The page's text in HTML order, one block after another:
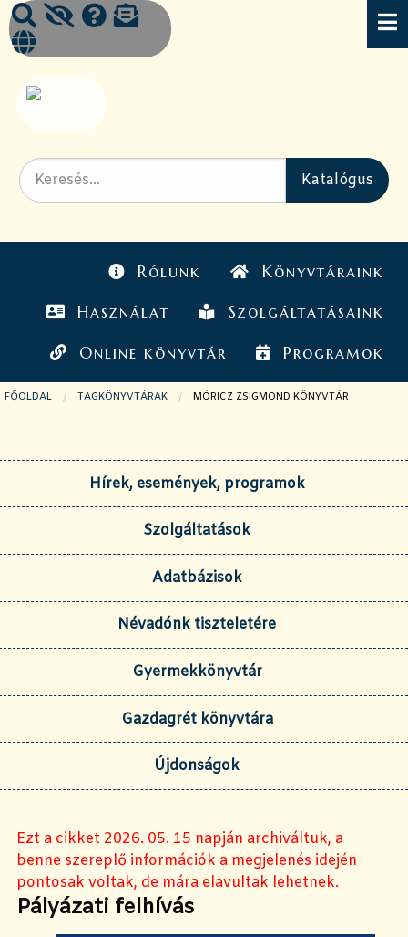
Rólunk Könyvtáraink
Használat Szolgáltatásaink
Online könyvtár Programok
FŐOLDAL TAGKÖNYVTÁRAK JELENLEGI OLDAL:
MÓRICZ ZSIGMOND KÖNYVTÁR
Hírek, események, programok
Szolgáltatások
Adatbázisok
Névadónk tiszteletére
Gyermekkönyvtár
Gazdagrét könyvtára
Újdonságok
Ezt a cikket 2026. 05. 15 napján archiváltuk, a
benne szereplő információk a megjelenés idején
pontosak voltak, de mára elavultak lehetnek.
Pályázati felhívás